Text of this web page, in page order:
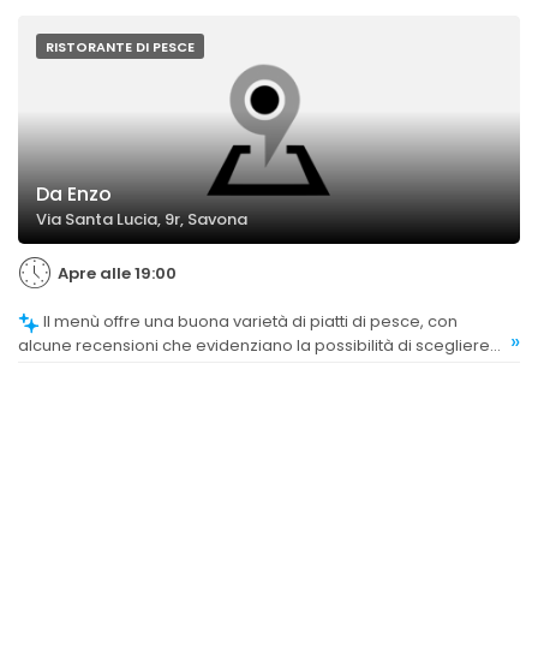
RISTORANTE DI PESCE
Da Enzo
Via Santa Lucia, 9r, Savona
Apre alle 19:00
alcune recensioni che evidenziano la possibilità di scegliere
»